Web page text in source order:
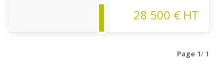
28 500 € HT
Page 1/ 1